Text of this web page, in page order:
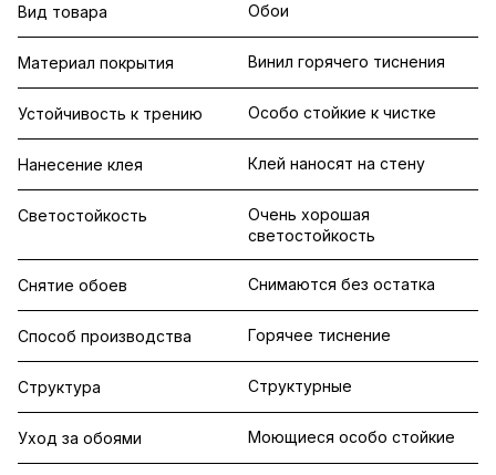
Вид товара Обои
Материал покрытия Винил горячего тиснения
Устойчивость к трению Особо стойкие к чистке
Нанесение клея Клей наносят на стену
Светостойкость
Очень хорошая
светостойкость
Снятие обоев Снимаются без остатка
Способ производства Горячее тиснение
Структура Структурные
Уход за обоями Моющиеся особо стойкие